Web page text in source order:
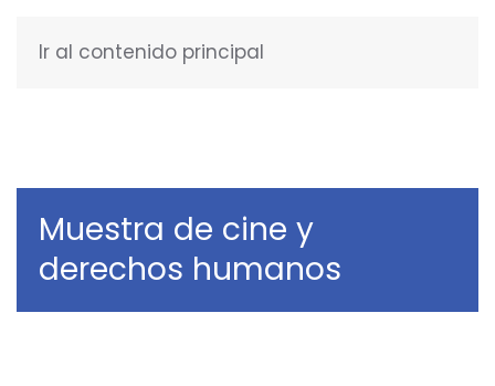
Ir al contenido principal
Muestra de cine y
derechos humanos